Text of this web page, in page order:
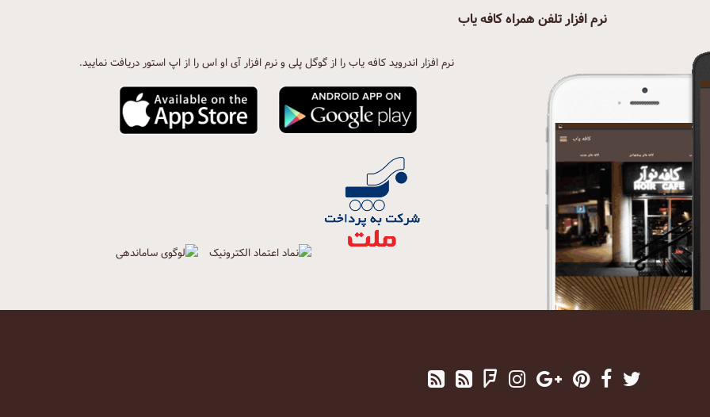
نرم افزار تلفن همراه کافه یاب
نرم افزار اندروید کافه یاب را از گوگل پلی و نرم افزار آی او اس را از اپ استور دریافت نمایید.